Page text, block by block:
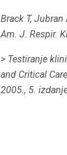
Brack T, Jubran
Am. J. Respir.
> Testiranje
and Critical
2005., 5.